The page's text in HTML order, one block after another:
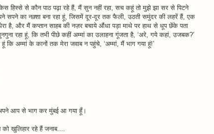
हिस्‍से से कौन पाठ पढ़ा रहे हैं, मैं सुन नहीं रहा, सच कहूं तो मुझे झा सर से पिटने
सपने का नक़्शा बना रहा हूं, जिसमें दूर-दूर तक फैली, उठती समुंदर की लहरें हैं, एक
है, और मैं कप्‍तान साहब की नज़र बचाये औंधा पड़ा माथे पर हाथ से धूप छेंके पता
रहा हूं, कि तभी पीछे कहीं अम्‍मां का उलाहना गूंजता है, ‘अरे, गये कहां, उजबक?’
अम्‍मां के कानों तक मेरा जवाब न पहुंचे, ‘अम्‍मां, मैं भाग गया हूं!’
आप से भाग कर मुंबई आ गया हूँ।
खुलिहार रहे हैं जनाब....